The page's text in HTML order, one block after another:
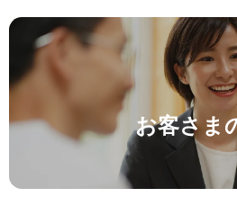
お客さま